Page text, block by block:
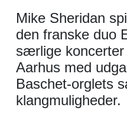
Mike Sheridan
den franske duo
særlige
Aarhus med
Baschet-orglets
klangmuligheder.